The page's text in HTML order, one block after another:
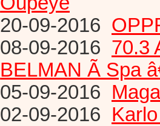
20-09-2016
08-09-2016 70.3
BELMAN Ã Spa
05-09-2016
02-09-2016